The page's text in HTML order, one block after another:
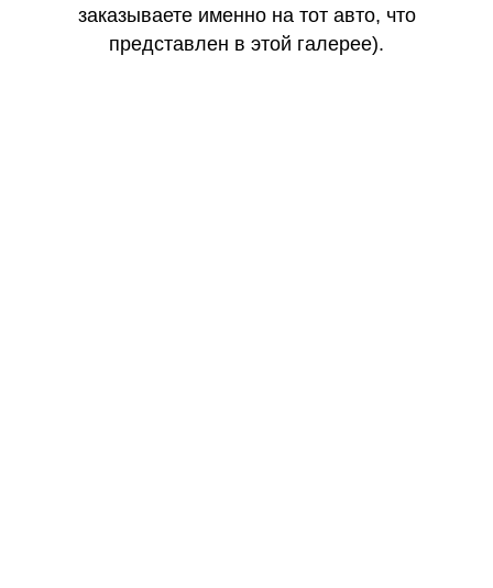
заказываете именно на тот авто, что
представлен в этой галерее).